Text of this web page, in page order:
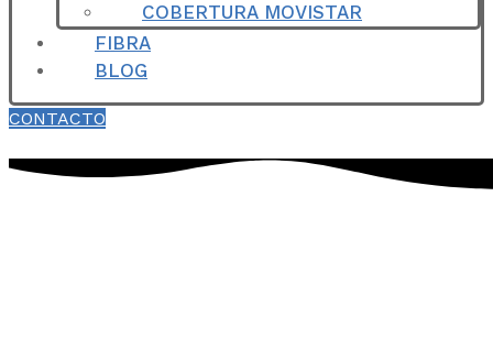
COBERTURA MOVISTAR
FIBRA
BLOG
CONTACTO